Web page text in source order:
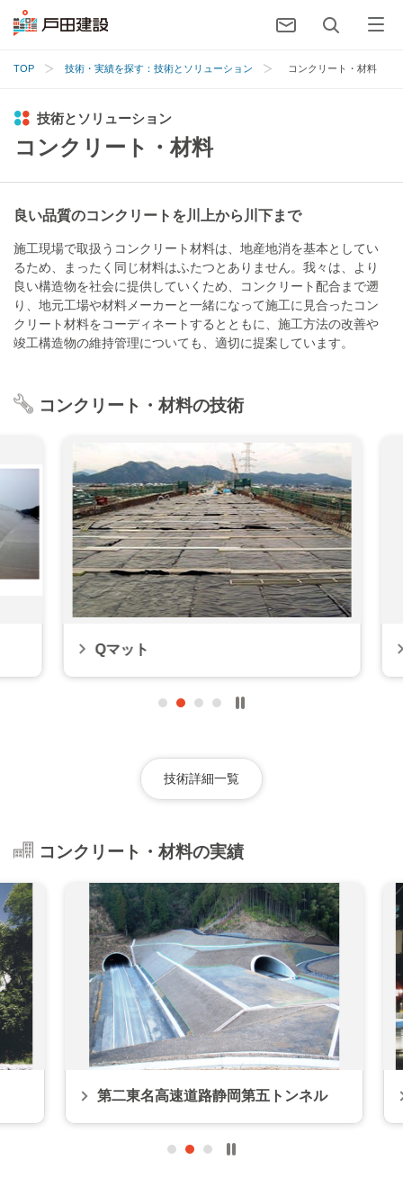
TOP 技術・実績を探す：技術とソリューション コンクリート・材料
技術とソリューション
コンクリート・材料
良い品質のコンクリートを川上から川下まで
施工現場で取扱うコンクリート材料は、地産地消を基本としてい
るため、まったく同じ材料はふたつとありません。我々は、より
良い構造物を社会に提供していくため、コンクリート配合まで遡
り、地元工場や材料メーカーと一緒になって施工に見合ったコン
クリート材料をコーディネートするとともに、施工方法の改善や
竣工構造物の維持管理についても、適切に提案しています。
コンクリート・材料の技術
Qマット
技術詳細一覧
コンクリート・材料の実績
第二東名高速道路静岡第五トンネル